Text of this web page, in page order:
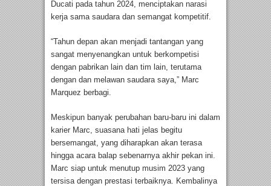
Ducati pada tahun 2024, menciptakan narasi
kerja sama saudara dan semangat kompetitif.
“Tahun depan akan menjadi tantangan yang
sangat menyenangkan untuk berkompetisi
dengan pabrikan lain dan tim lain, terutama
dengan dan melawan saudara saya,” Marc
Marquez berbagi.
Meskipun banyak perubahan baru-baru ini dalam
karier Marc, suasana hati jelas begitu
bersemangat, yang diharapkan akan terasa
hingga acara balap sebenarnya akhir pekan ini.
Marc siap untuk menutup musim 2023 yang
tersisa dengan prestasi terbaiknya. Kembalinya